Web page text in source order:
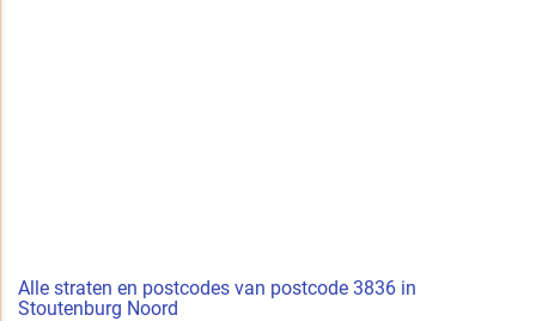
Alle straten en postcodes van postcode 3836 in
Stoutenburg Noord